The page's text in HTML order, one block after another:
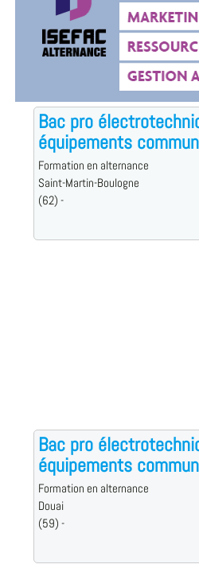
Bac pro
équipements
Formation en alternance
Saint-Martin-Boulogne
(62) -
Bac pro
équipements
Formation en alternance
Douai
(59) -